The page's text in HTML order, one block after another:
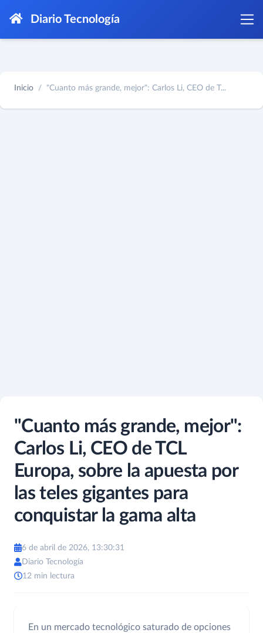
Diario Tecnología
Inicio "Cuanto más grande, mejor": Carlos Li, CEO de T...
"Cuanto más grande, mejor":
Carlos Li, CEO de TCL
Europa, sobre la apuesta por
las teles gigantes para
conquistar la gama alta
6 de abril de 2026, 13:30:31
Diario Tecnología
12 min lectura
En un mercado tecnológico saturado de opciones